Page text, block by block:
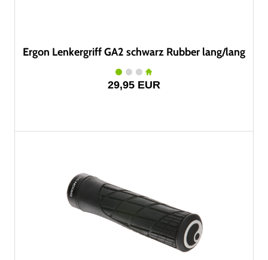
Ergon Lenkergriff GA2 schwarz Rubber lang/lang
29,95 EUR